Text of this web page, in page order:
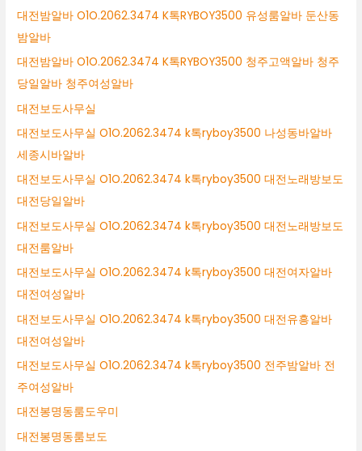
대전밤알바 O1O.2062.3474 K톡RYBOY3500 유성룸알바 둔산동
밤알바
대전밤알바 O1O.2062.3474 K톡RYBOY3500 청주고액알바 청주
당일알바 청주여성알바
대전보도사무실
대전보도사무실 O1O.2062.3474 k톡ryboy3500 나성동바알바
세종시바알바
대전보도사무실 O1O.2062.3474 k톡ryboy3500 대전노래방보도
대전당일알바
대전보도사무실 O1O.2062.3474 k톡ryboy3500 대전노래방보도
대전룸알바
대전보도사무실 O1O.2062.3474 k톡ryboy3500 대전여자알바
대전여성알바
대전보도사무실 O1O.2062.3474 k톡ryboy3500 대전유흥알바
대전여성알바
대전보도사무실 O1O.2062.3474 k톡ryboy3500 전주밤알바 전
주여성알바
대전봉명동룸도우미
대전봉명동룸보도